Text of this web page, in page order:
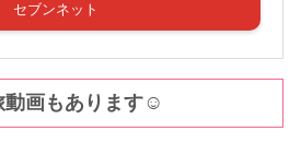
セブンネット
動画もあります☺